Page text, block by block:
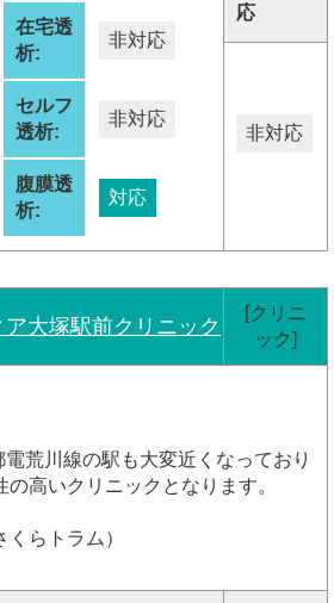
在宅透
析:
非対応
セルフ
透析:
非対応
腹膜透
析:
対応
応
非対応
大塚駅前クリニック
[クリニ
ック]
荒川線の駅も大変近くなっており
高いクリニックとなります。
くらトラム）